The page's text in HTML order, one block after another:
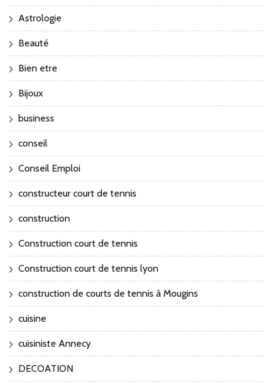
Astrologie
Beauté
Bien etre
Bijoux
business
conseil
Conseil Emploi
constructeur court de tennis
construction
Construction court de tennis
Construction court de tennis lyon
construction de courts de tennis à Mougins
cuisine
cuisiniste Annecy
DECOATION